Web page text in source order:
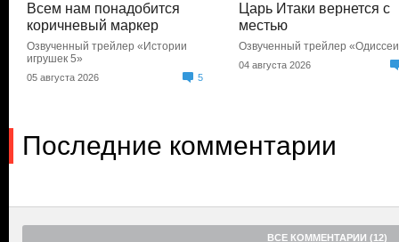
Всем нам понадобится
коричневый маркер
Озвученный трейлер «Истории
игрушек 5»
05 августа 2026 5
Царь Итаки вернется с
местью
Озвученный трейлер
04 августа 2026
Последние комментарии
ВСЕ КОММЕНТАРИИ (12)